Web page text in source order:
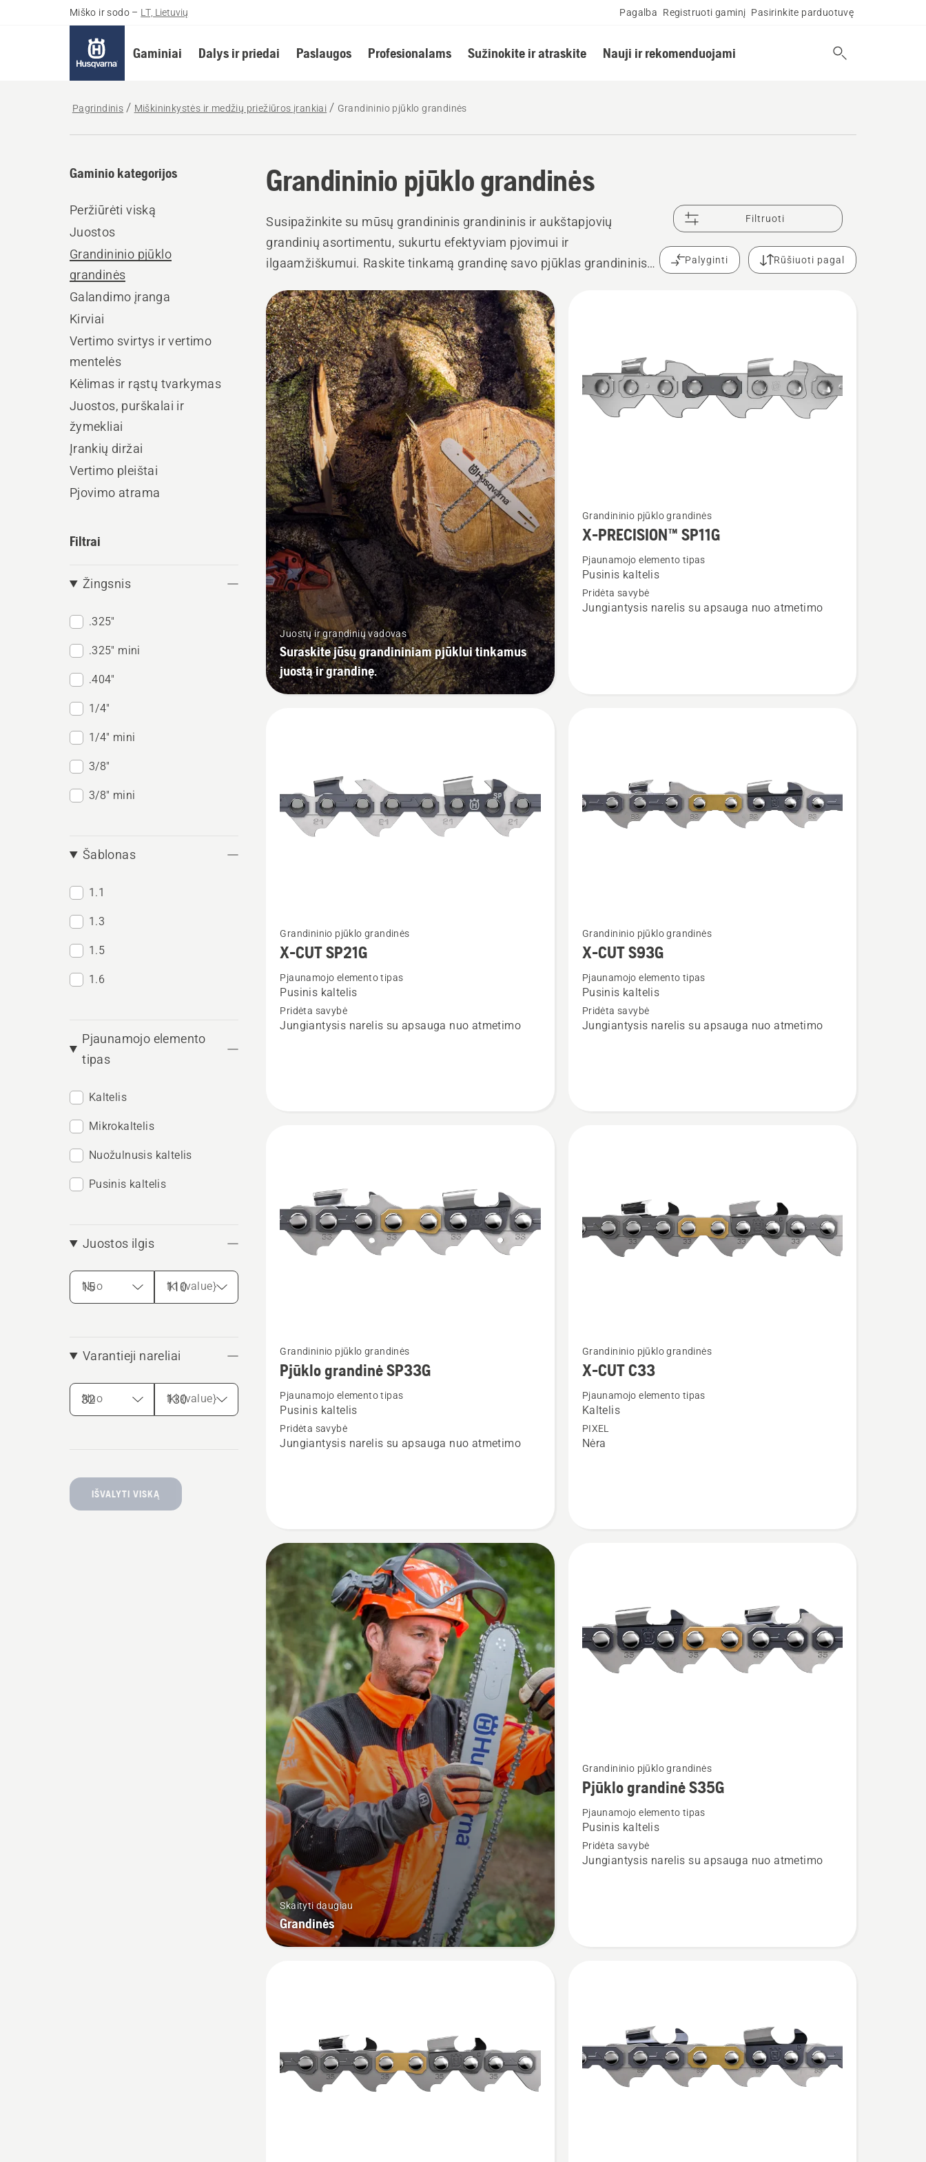
Miško ir sodo – LT, Lietuvių Pagalba Registruoti gaminį Pasirinkite parduotuvę
Gaminiai Dalys ir priedai Paslaugos Profesionalams Sužinokite ir atraskite Nauji ir rekomenduojami
Pagrindinis Miškininkystės ir medžių priežiūros įrankiai Grandininio pjūklo grandinės
Grandininio pjūklo grandinės
Gaminio kategorijos
Peržiūrėti viską
Juostos
Grandininio pjūklo
grandinės
Galandimo įranga
Kirviai
Vertimo svirtys ir vertimo
mentelės
Kėlimas ir rąstų tvarkymas
Juostos, purškalai ir
žymekliai
Įrankių diržai
Vertimo pleištai
Pjovimo atrama
Filtrai
Žingsnis
.325"
.325" mini
.404"
1/4"
1/4" mini
3/8"
3/8" mini
Šablonas
1.1
1.3
1.5
1.6
Pjaunamojo elemento
tipas
Kaltelis
Mikrokaltelis
Nuožulnusis kaltelis
Pusinis kaltelis
Juostos ilgis
Nuo Iki {value}
Varantieji nareliai
Nuo Iki {value}
IŠVALYTI VISKĄ
Susipažinkite su mūsų grandininis grandininis ir aukštapjovių
grandinių asortimentu, sukurtu efektyviam pjovimui ir
ilgaamžiškumui. Raskite tinkamą grandinę savo pjūklas grandininis
atliekate profesionalius miškininkystės darbus.
Filtruoti
Palyginti Rūšiuoti pagal
Rodyti
visus
produktus
Juostų ir grandinių vadovas
Suraskite jūsų grandininiam pjūklui tinkamus
juostą ir grandinę.
daugiau
detalių
apie
PRECISION™
Grandininio pjūklo grandinės
X-PRECISION™ SP11G
Pjaunamojo elemento tipas
Pusinis kaltelis
Pridėta savybė
Jungiantysis narelis su apsauga nuo atmetimo
daugiau
detalių
apie
CUT
Grandininio pjūklo grandinės
X-CUT SP21G
Pjaunamojo elemento tipas
Pusinis kaltelis
Pridėta savybė
Jungiantysis narelis su apsauga nuo atmetimo
daugiau
detalių
apie
CUT
Grandininio pjūklo grandinės
X-CUT S93G
Pjaunamojo elemento tipas
Pusinis kaltelis
Pridėta savybė
Jungiantysis narelis su apsauga nuo atmetimo
daugiau
detalių
apie
grandinė
Grandininio pjūklo grandinės
Pjūklo grandinė SP33G
Pjaunamojo elemento tipas
Pusinis kaltelis
Pridėta savybė
Jungiantysis narelis su apsauga nuo atmetimo
daugiau
detalių
apie
CUT
Grandininio pjūklo grandinės
X-CUT C33
Pjaunamojo elemento tipas
Kaltelis
PIXEL
Nėra
Skaityti daugiau
Grandinės
daugiau
detalių
apie
grandinė
Grandininio pjūklo grandinės
Pjūklo grandinė S35G
Pjaunamojo elemento tipas
Pusinis kaltelis
Pridėta savybė
Jungiantysis narelis su apsauga nuo atmetimo